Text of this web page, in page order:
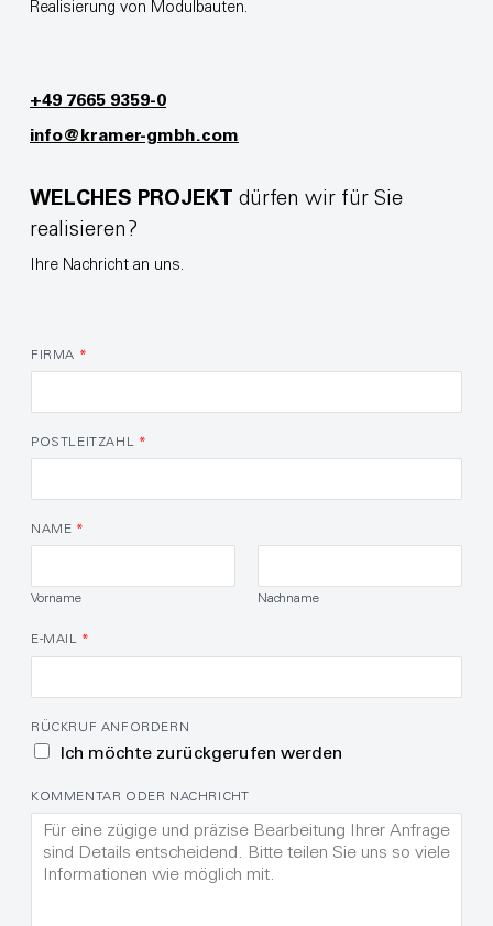
WELCHES PROJEKT dürfen wir für Sie
realisieren?
Ihre Nachricht an uns.
FIRMA *
POSTLEITZAHL *
NAME *
Vorname Nachname
E-MAIL *
RÜCKRUF ANFORDERN
Ich möchte zurückgerufen werden
KOMMENTAR ODER NACHRICHT
Realisierung von Modulbauten.
+49 7665 9359-0
info@kramer-gmbh.com